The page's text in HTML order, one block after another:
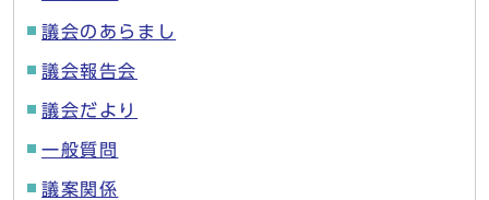
議会のあらまし
議会報告会
議会だより
一般質問
議案関係